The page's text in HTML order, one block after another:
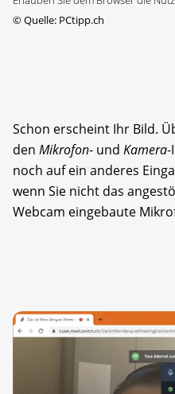
©Quelle: PCtipp.ch
Schon erscheint Ihr Bild.
den Mikrofon- und Kamera-
noch auf ein anderes
wenn Sie nicht das
Webcam eingebaute